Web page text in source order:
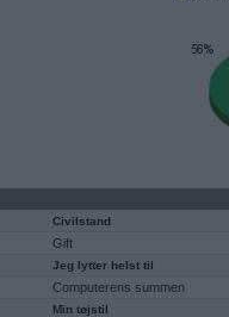
Civilstand
Gift
Jeg lytter helst til
Computerens summen
Min tøjstil